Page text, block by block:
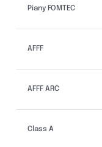
Piany FOMTEC
AFFF
AFFF ARC
Class A